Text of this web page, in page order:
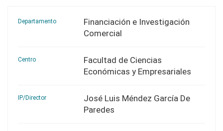
Departamento
Financiación e Investigación
Comercial
Centro
Facultad de Ciencias
Económicas y Empresariales
IP/Director
José Luis Méndez García De
Paredes